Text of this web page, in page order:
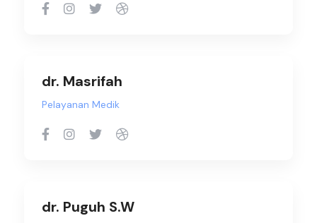
dr. Masrifah
Pelayanan Medik
dr. Puguh S.W